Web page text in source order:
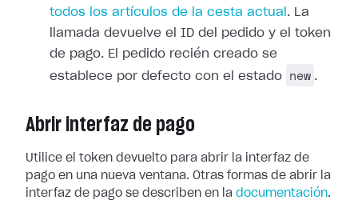
todos los artículos de la cesta actual . La
llamada devuelve el ID del pedido y el token
de pago. El pedido recién creado se
establece por defecto con el estado
new .
Abrir interfaz de pago
Utilice el token devuelto para abrir la interfaz de
pago en una nueva ventana. Otras formas de abrir la
interfaz de pago se describen en la documentación.